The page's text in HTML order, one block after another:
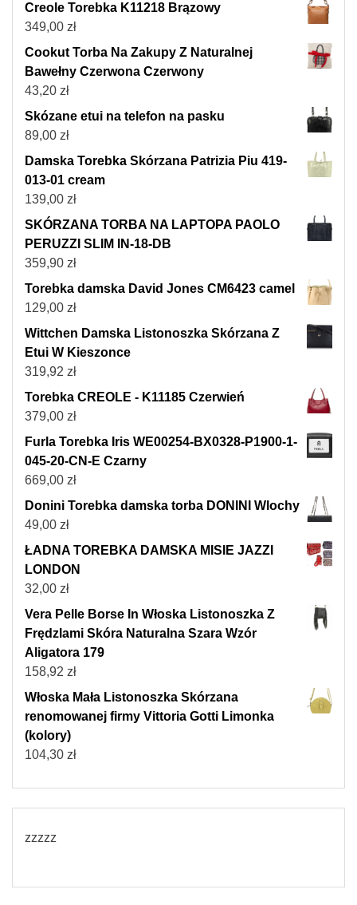
Creole Torebka K11218 Brązowy
349,00 zł
Cookut Torba Na Zakupy Z Naturalnej
Bawełny Czerwona Czerwony
43,20 zł
Skózane etui na telefon na pasku
89,00 zł
Damska Torebka Skórzana Patrizia Piu 419-
013-01 cream
139,00 zł
SKÓRZANA TORBA NA LAPTOPA PAOLO
PERUZZI SLIM IN-18-DB
359,90 zł
Torebka damska David Jones CM6423 camel
129,00 zł
Wittchen Damska Listonoszka Skórzana Z
Etui W Kieszonce
319,92 zł
Torebka CREOLE - K11185 Czerwień
379,00 zł
Furla Torebka Iris WE00254-BX0328-P1900-1-
045-20-CN-E Czarny
669,00 zł
Donini Torebka damska torba DONINI Wlochy
49,00 zł
ŁADNA TOREBKA DAMSKA MISIE JAZZI
LONDON
32,00 zł
Vera Pelle Borse In Włoska Listonoszka Z
Frędzlami Skóra Naturalna Szara Wzór
Aligatora 179
158,92 zł
Włoska Mała Listonoszka Skórzana
renomowanej firmy Vittoria Gotti Limonka
(kolory)
104,30 zł
zzzzz